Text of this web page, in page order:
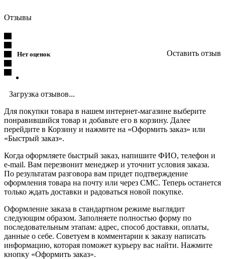
Отзывы
Нет оценок Оставить отзыв
Загрузка отзывов...
Для покупки товара в нашем интернет-магазине выберите
понравившийся товар и добавьте его в корзину. Далее
перейдите в Корзину и нажмите на «Оформить заказ» или
«Быстрый заказ».
Когда оформляете быстрый заказ, напишите ФИО, телефон и
e-mail. Вам перезвонит менеджер и уточнит условия заказа.
По результатам разговора вам придет подтверждение
оформления товара на почту или через СМС. Теперь останется
только ждать доставки и радоваться новой покупке.
Оформление заказа в стандартном режиме выглядит
следующим образом. Заполняете полностью форму по
последовательным этапам: адрес, способ доставки, оплаты,
данные о себе. Советуем в комментарии к заказу написать
информацию, которая поможет курьеру вас найти. Нажмите
кнопку «Оформить заказ».